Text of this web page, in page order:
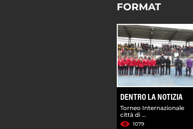
FORMAT
DENTRO LA NOTIZIA
Torneo Internazionale
città di ...
1079